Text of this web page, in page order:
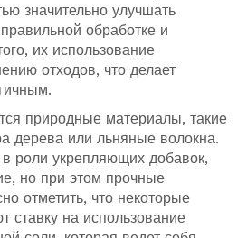
значительно улучшать
обработке и
их использование
отходов, что делает
природные материалы, такие
дерева или льняные волокна.
роли укрепляющих добавок,
но при этом прочные
отметить, что некоторые
ставку на использование